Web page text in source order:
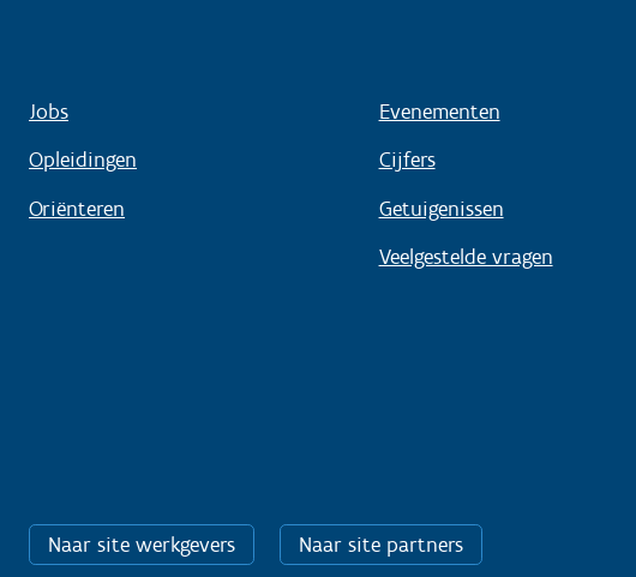
Jobs
Opleidingen
Oriënteren
Evenementen
Cijfers
Getuigenissen
Veelgestelde vragen
Naar site werkgevers Naar site partners